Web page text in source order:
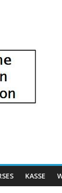
KASSE